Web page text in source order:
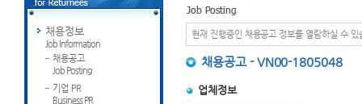
채용정보
Job Information
채용공고
Job Posting
기업 PR
Business PR
현재 진행중인 채용공고 정보를 열람하실 수 있
채용공고 - VN00-1805048
업체정보